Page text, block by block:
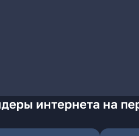
интернета на